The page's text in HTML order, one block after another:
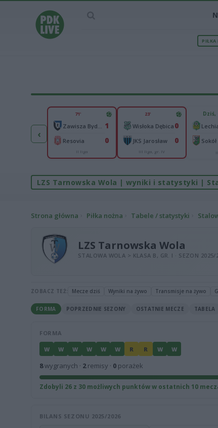
PIŁKA
‹
Pogoń Szczecin3
1
71'
1
Resovia 0
II liga
23'
Wisłoka Dębica 0
JKS Jarosław 0
III liga, gr. IV
Dziś,
LZS Tarnowska Wola | wyniki i statystyki |
Strona główna Piłka nożna Tabele / statystyki
LZS Tarnowska Wola
STALOWA WOLA > KLASA B, GR. I · SEZON 2025/
ZOBACZ TEŻ: Mecze dziś Wyniki na żywo Transmisje na żywo
FORMA POPRZEDNIE SEZONY OSTATNIE MECZE TABELA
FORMA
W W W W W W R R W W
8wygranych · 2remisy · 0 porażek
Zdobyli 26 z 30 możliwych punktów w ostatnich 10
BILANS SEZONU 2025/2026